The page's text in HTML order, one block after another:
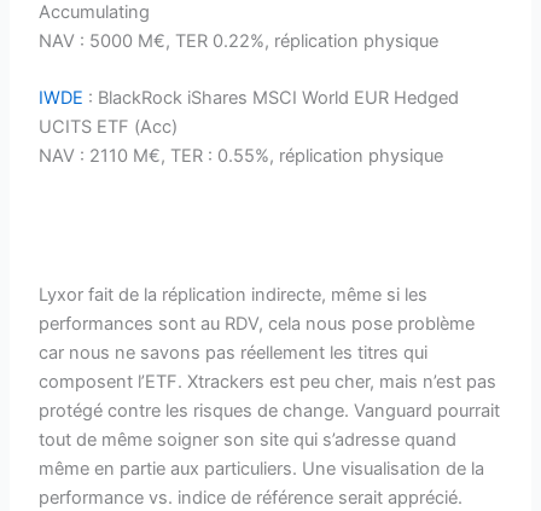
Accumulating
NAV : 5000 M€, TER 0.22%, réplication physique
IWDE : BlackRock iShares MSCI World EUR Hedged
UCITS ETF (Acc)
NAV : 2110 M€, TER : 0.55%, réplication physique
Lyxor fait de la réplication indirecte, même si les
performances sont au RDV, cela nous pose problème
car nous ne savons pas réellement les titres qui
composent l’ETF. Xtrackers est peu cher, mais n’est pas
protégé contre les risques de change. Vanguard pourrait
tout de même soigner son site qui s’adresse quand
même en partie aux particuliers. Une visualisation de la
performance vs. indice de référence serait apprécié.